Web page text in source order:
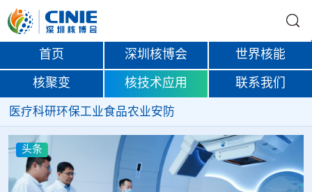
首页 深圳核博会 世界核能
核聚变 核技术应用 联系我们
医疗科研环保工业食品农业安防
头条